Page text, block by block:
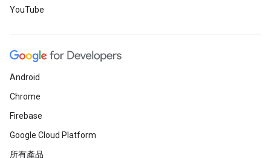
YouTube
Android
Chrome
Firebase
Google Cloud Platform
所有產品